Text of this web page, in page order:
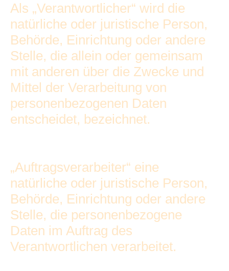
Als „Verantwortlicher“ wird die
natürliche oder juristische Person,
Behörde, Einrichtung oder andere
Stelle, die allein oder gemeinsam
mit anderen über die Zwecke und
Mittel der Verarbeitung von
personenbezogenen Daten
entscheidet, bezeichnet.
„Auftragsverarbeiter“ eine
natürliche oder juristische Person,
Behörde, Einrichtung oder andere
Stelle, die personenbezogene
Daten im Auftrag des
Verantwortlichen verarbeitet.